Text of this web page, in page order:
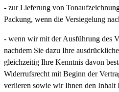
- zur Lieferung von
Packung, wenn die Versiegelung
- wenn wir mit der Ausführung des
nachdem Sie dazu Ihre
gleichzeitig Ihre Kenntnis davon
Widerrufsrecht mit Beginn der
verlieren sowie wir Ihnen den Inhalt